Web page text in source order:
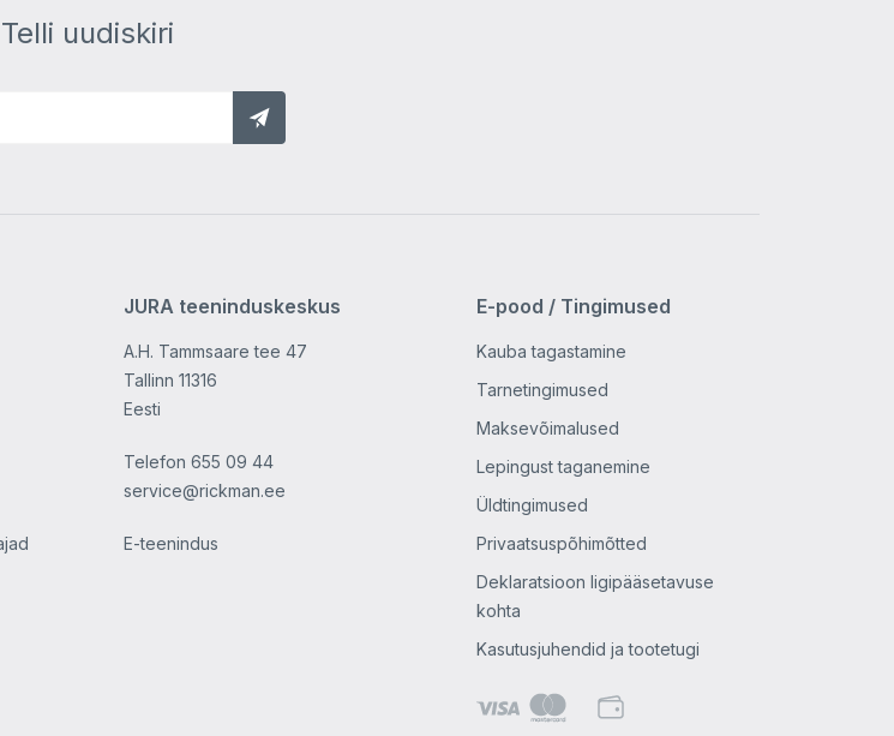
Telli uudiskiri
JURA teeninduskeskus
A.H. Tammsaare tee 47
Tallinn 11316
Eesti
Telefon 655 09 44
service@rickman.ee
E-teenindus
E-pood / Tingimused
Kauba tagastamine
Tarnetingimused
Maksevõimalused
Lepingust taganemine
Üldtingimused
Privaatsuspõhimõtted
Deklaratsioon ligipääsetavuse
kohta
Kasutusjuhendid ja tootetugi